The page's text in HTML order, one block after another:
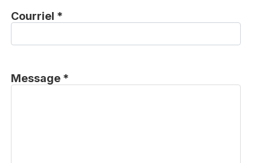
Courriel *
Message *